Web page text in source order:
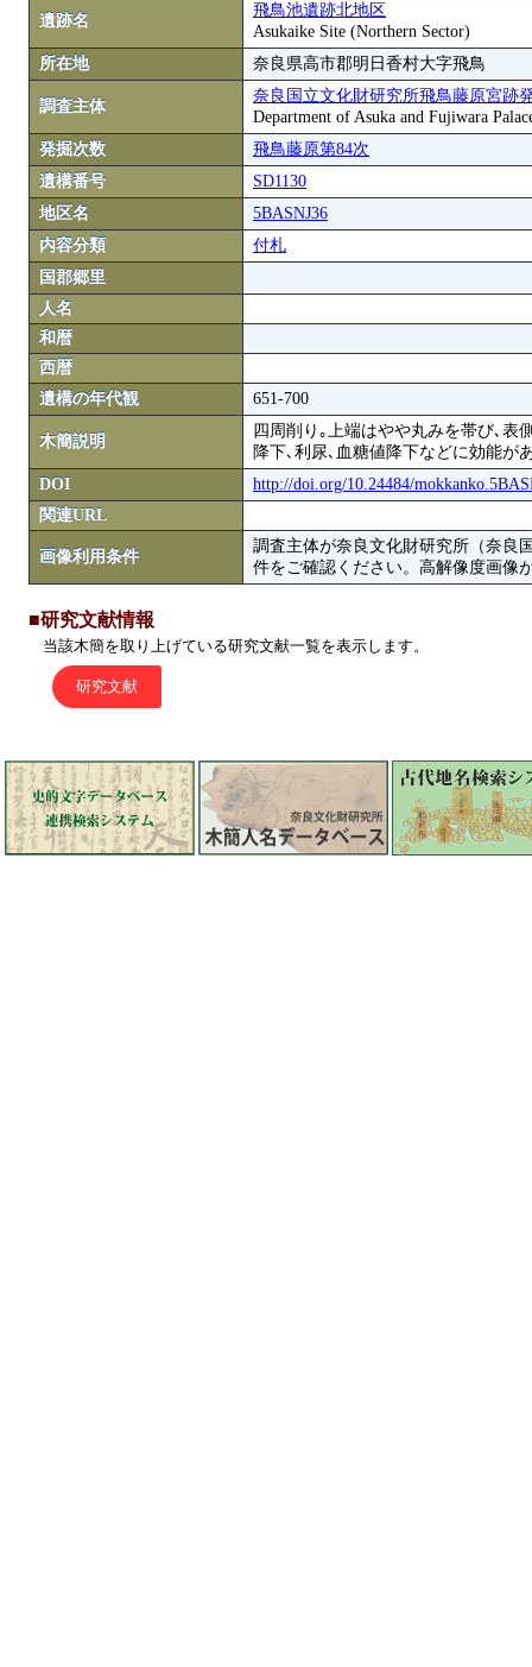
遺跡名
飛鳥池遺跡北地区
Asukaike Site (Northern Sector)
所在地
奈良県高市郡明日香村大字飛鳥
調査主体
奈良国立文化財研究所飛鳥藤原宮跡
Department of Asuka and Fujiwara
発掘次数
飛鳥藤原第84次
遺構番号
SD1130
地区名
5BASNJ36
内容分類
付札
国郡郷里
人名
和暦
西暦
遺構の年代観
651-700
木簡説明
四周削り｡上端はやや丸みを帯び､表
降下､利尿､血糖値降下などに効能が
DOI
http://doi.org/10.24484/
関連URL
画像利用条件
調査主体が奈良文化財研究所（奈良
件をご確認ください。高解像度画像
■研究文献情報
当該木簡を取り上げている研究文献一覧を表示します。
研究文献